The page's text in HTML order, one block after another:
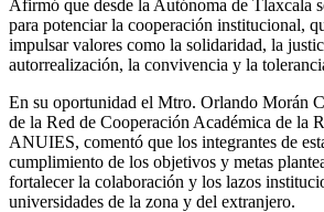
Afirmó que desde la Autónoma de Tlaxcala
para potenciar la cooperación institucional,
impulsar valores como la solidaridad, la
autorrealización, la convivencia y la
En su oportunidad el Mtro. Orlando Morán
de la Red de Cooperación Académica de la
ANUIES, comentó que los integrantes de
cumplimiento de los objetivos y metas
fortalecer la colaboración y los lazos
universidades de la zona y del extranjero.